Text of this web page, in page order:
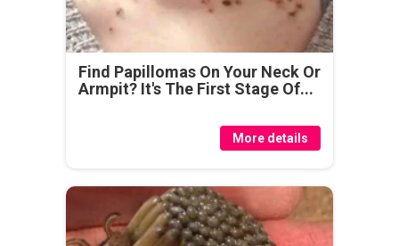
Find Papillomas On Your Neck Or
Armpit? It's The First Stage Of...
More details